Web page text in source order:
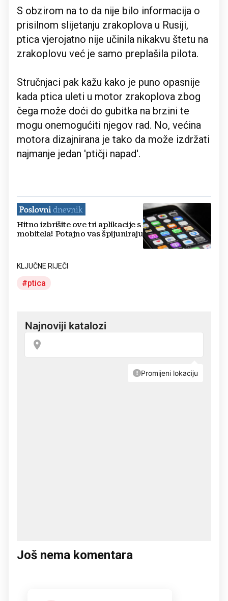
S obzirom na to da nije bilo informacija o
prisilnom slijetanju zrakoplova u Rusiji,
ptica vjerojatno nije učinila nikakvu štetu na
zrakoplovu već je samo preplašila pilota.
Stručnjaci pak kažu kako je puno opasnije
kada ptica uleti u motor zrakoplova zbog
čega može doći do gubitka na brzini te
mogu onemogućiti njegov rad. No, većina
motora dizajnirana je tako da može izdržati
najmanje jedan 'ptičji napad'.
Hitno izbrišite ove tri aplikacije s
mobitela! Potajno vas špijuniraju
KLJUČNE RIJEČI
ptica
Još nema komentara